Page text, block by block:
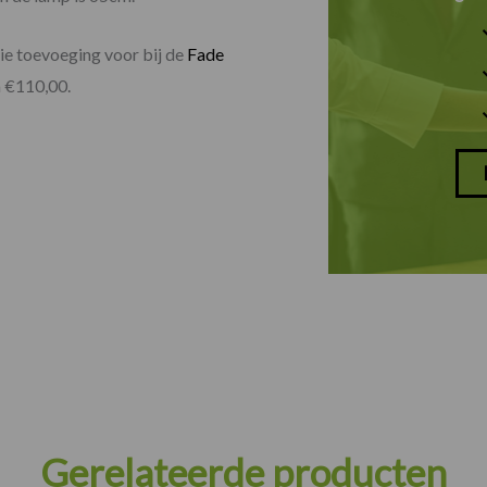
toevoeging voor bij de Fade
€110,00.
Gerelateerde producten